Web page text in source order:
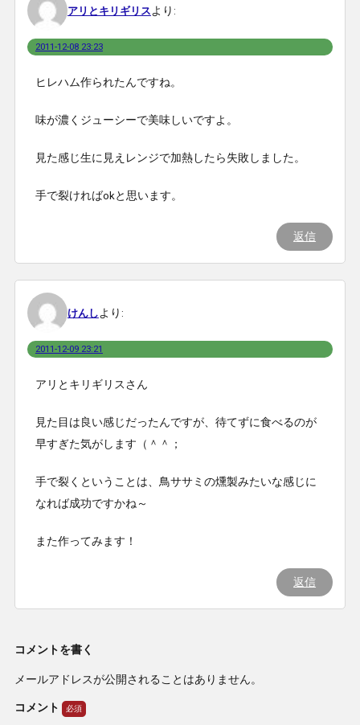
アリとキリギリス より:
2011-12-08 23:23
ヒレハム作られたんですね。
味が濃くジューシーで美味しいですよ。
見た感じ生に見えレンジで加熱したら失敗しました。
手で裂ければokと思います。
返信
けんし より:
2011-12-09 23:21
アリとキリギリスさん
見た目は良い感じだったんですが、待てずに食べるのが
早すぎた気がします（＾＾；
手で裂くということは、鳥ササミの燻製みたいな感じに
なれば成功ですかね～
また作ってみます！
返信
コメントを書く
メールアドレスが公開されることはありません。
コメント